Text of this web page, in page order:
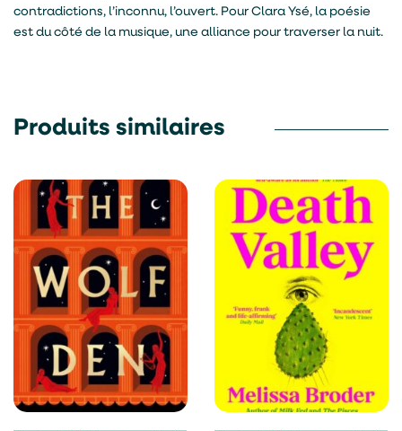
contradictions, l’inconnu, l’ouvert. Pour Clara Ysé, la poésie
est du côté de la musique, une alliance pour traverser la nuit.
Produits similaires